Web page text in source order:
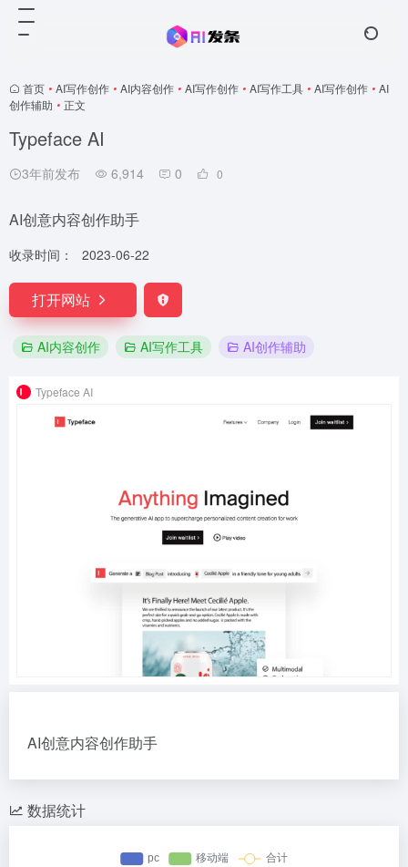
首页 • AI写作创作 • AI内容创作 • AI写作创作 • AI写作工具 • AI写作创作 • AI
创作辅助 • 正文
Typeface AI
3年前发布 6,914 0 0
AI创意内容创作助手
收录时间： 2023-06-22
打开网站
AI内容创作 AI写作工具 AI创作辅助
Typeface AI
AI创意内容创作助手
数据统计